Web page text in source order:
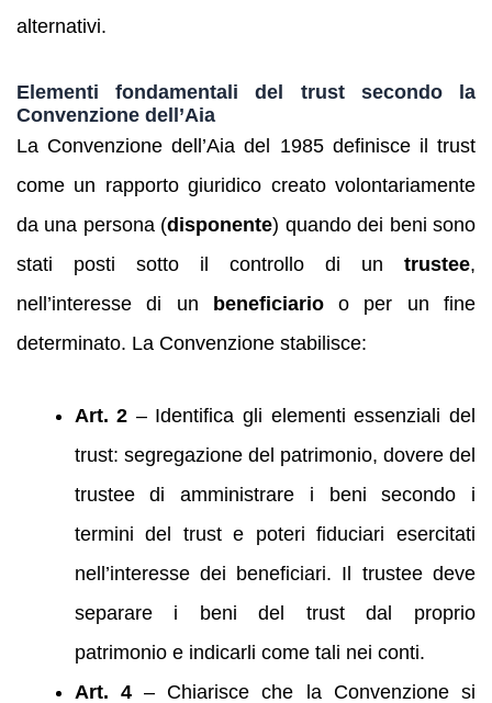
alternativi.
Elementi fondamentali del trust secondo la
Convenzione dell’Aia
La Convenzione dell’Aia del 1985 definisce il trust
come un rapporto giuridico creato volontariamente
da una persona (disponente) quando dei beni sono
stati posti sotto il controllo di un trustee,
nell’interesse di un beneficiarioo per un fine
determinato. La Convenzione stabilisce:
Art. 2 – Identifica gli elementi essenziali del
trust: segregazione del patrimonio, dovere del
trustee di amministrare i beni secondo i
termini del trust e poteri fiduciari esercitati
nell’interesse dei beneficiari. Il trustee deve
separare i beni del trust dal proprio
patrimonio e indicarli come tali nei conti.
Art. 4– Chiarisce che la Convenzione si